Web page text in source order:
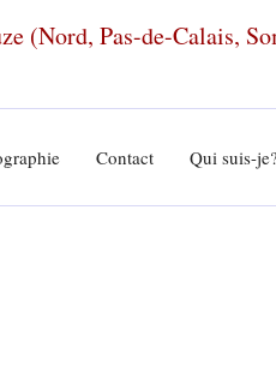
(Nord, Pas-de-Calais,
Contact Qui suis-